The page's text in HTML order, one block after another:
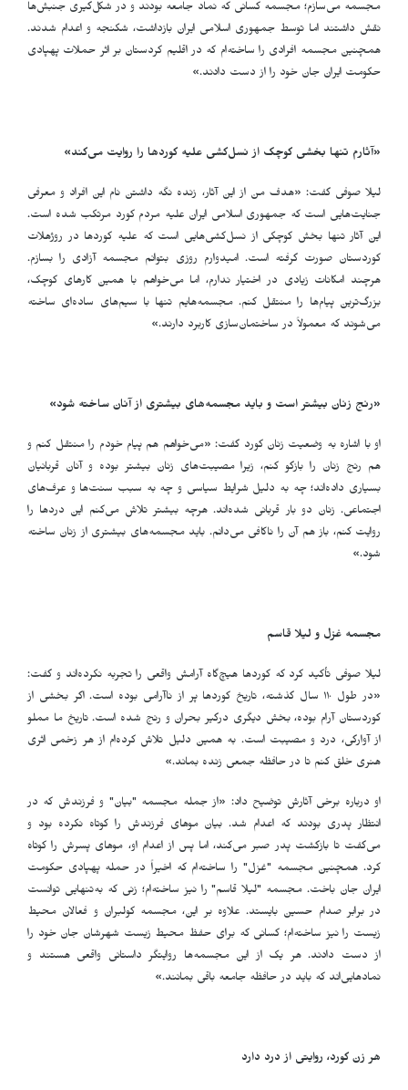
مجسمه می‌سازم؛ مجسمه کسانی که نماد جامعه بودند و در شکل‌گیری جنبش‌ها
نقش داشتند اما توسط جمهوری اسلامی ایران بازداشت، شکنجه و اعدام شدند.
همچنین مجسمه افرادی را ساخته‌ام که در اقلیم کردستان بر اثر حملات پهپادی
حکومت ایران جان خود را از دست دادند.
»
«آثارم تنها بخشی کوچک از نسل‌کشی علیه کوردها را روایت می‌کند»
لیلا صوفی گفت: «هدف من از این آثار، زنده نگه داشتن نام این افراد و معرفی
جنایت‌هایی است که جمهوری اسلامی ایران علیه مردم کورد مرتکب شده است.
این آثار تنها بخش کوچکی از نسل‌کشی‌هایی است که علیه کوردها در روژهلات
کوردستان صورت گرفته است. امیدوارم روزی بتوانم مجسمه آزادی را بسازم.
هرچند امکانات زیادی در اختیار ندارم، اما می‌خواهم با همین کارهای کوچک،
بزرگ‌ترین پیام‌ها را منتقل کنم. مجسمه‌هایم تنها با سیم‌های ساده‌ای ساخته
می‌شوند که معمولاً در ساختمان‌سازی کاربرد دارند.
»
«رنج زنان بیشتر است و باید مجسمه‌های بیشتری از آنان ساخته شود»
او با اشاره به وضعیت زنان کورد گفت: «می‌خواهم هم پیام خودم را منتقل کنم و
هم رنج زنان را بازگو کنم، زیرا مصیبت‌های زنان بیشتر بوده و آنان قربانیان
بسیاری داده‌اند؛ چه به دلیل شرایط سیاسی و چه به سبب سنت‌ها و عرف‌های
اجتماعی. زنان دو بار قربانی شده‌اند. هرچه بیشتر تلاش می‌کنم این دردها را
روایت کنم، باز هم آن را ناکافی می‌دانم. باید مجسمه‌های بیشتری از زنان ساخته
شود.
»
مجسمه غزل و لیلا قاسم
لیلا صوفی تأکید کرد که کوردها هیچ‌گاه آرامش واقعی را تجربه نکرده‌اند و گفت:
«در طول ۱۱۰ سال گذشته، تاریخ کوردها پر از ناآرامی بوده است. اگر بخشی از
کوردستان آرام بوده، بخش دیگری درگیر بحران و رنج شده است. تاریخ ما مملو
از آوارگی، درد و مصیبت است. به همین دلیل تلاش کرده‌ام از هر زخمی اثری
هنری خلق کنم تا در حافظه جمعی زنده بماند.
»
او درباره برخی آثارش توضیح داد: «از جمله مجسمه "بیان" و فرزندش که در
انتظار پدری بودند که اعدام شد. بیان موهای فرزندش را کوتاه نکرده بود و
می‌گفت تا بازگشت پدر صبر می‌کند، اما پس از اعدام او، موهای پسرش را کوتاه
کرد. همچنین مجسمه "غزل" را ساخته‌ام که اخیراً در حمله پهپادی حکومت
ایران جان باخت. مجسمه "لیلا قاسم" را نیز ساخته‌ام؛ زنی که به‌تنهایی توانست
در برابر صدام حسین بایستد. علاوه بر این، مجسمه کولبران و فعالان محیط
زیست را نیز ساخته‌ام؛ کسانی که برای حفظ محیط زیست شهرشان جان خود را
از دست دادند. هر یک از این مجسمه‌ها روایتگر داستانی واقعی هستند و
نمادهایی‌اند که باید در حافظه جامعه باقی بمانند.
»
هر زن کورد، روایتی از درد دارد